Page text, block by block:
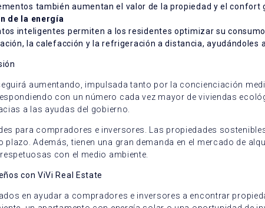
también aumentan el valor de la propiedad y el confort
de la energía
inteligentes permiten a los residentes optimizar su
la calefacción y la refrigeración a distancia,
aumentando, impulsada tanto por la concienciación
con un número cada vez mayor de viviendas
a las ayudas del gobierno.
para compradores e inversores. Las propiedades
Además, tienen una gran demanda en el mercado de
con el medio ambiente.
con ViVi Real Estate
en ayudar a compradores e inversores a encontrar